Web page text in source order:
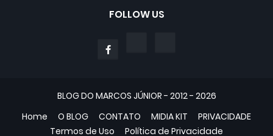
FOLLOW US
BLOG DO MARCOS JÚNIOR - 2012 - 2026
Home
O BLOG CONTATO MIDIA KIT
PRIVACIDADE
Termos de Uso
Política de Privacidade